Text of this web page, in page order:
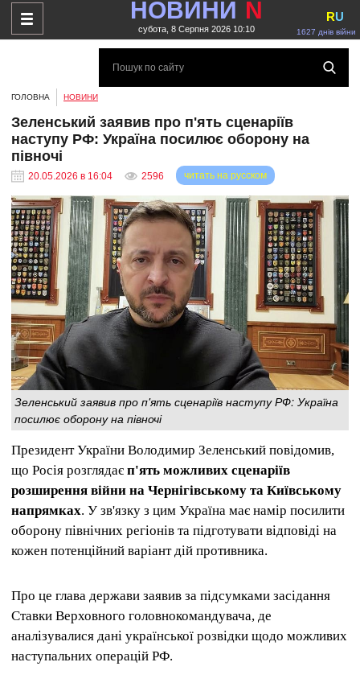
НОВИНИ N
субота, 8 Серпня 2026 10:10 1627 днів війни
RU
ГОЛОВНА НОВИНИ
Зеленський заявив про п'ять сценаріїв
наступу РФ: Україна посилює оборону на
півночі
20.05.2026 в 16:04 2596 читать на русском
Зеленський заявив про п'ять сценаріїв наступу РФ: Україна
посилює оборону на півночі
Президент України Володимир Зеленський повідомив,
що Росія розглядає п'ять можливих сценаріїв
розширення війни на Чернігівському та Київському
напрямках. У зв'язку з цим Україна має намір посилити
оборону північних регіонів та підготувати відповіді на
кожен потенційний варіант дій противника.
Про це глава держави заявив за підсумками засідання
Ставки Верховного головнокомандувача, де
аналізувалися дані української розвідки щодо можливих
наступальних операцій РФ.